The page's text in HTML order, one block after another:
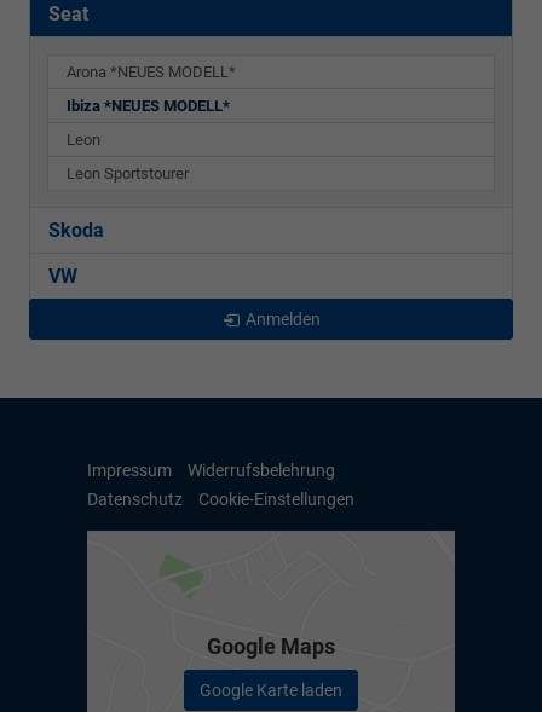
Seat
Arona *NEUES MODELL*
Ibiza *NEUES MODELL*
Leon
Leon Sportstourer
Skoda
VW
Anmelden
Impressum
Widerrufsbelehrung
Datenschutz
Cookie-Einstellungen
Google Maps
Google Karte laden